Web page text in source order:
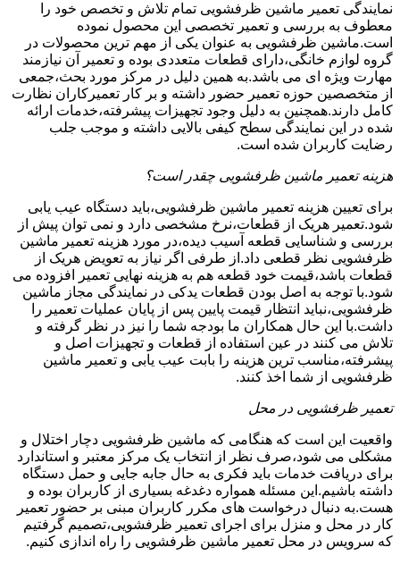
نمایندگی تعمیر ماشین ظرفشویی تمام تلاش و تخصص خود را
معطوف به بررسی و تعمیر تخصصی این محصول نموده
است.ماشین ظرفشویی به عنوان یکی از مهم ترین محصولات در
گروه لوازم خانگی،دارای قطعات متعددی بوده و تعمیر آن نیازمند
مهارت ویژه ای می باشد.به همین دلیل در مرکز مورد بحث،جمعی
از متخصصین حوزه تعمیر حضور داشته و بر کار تعمیرکاران نظارت
کامل دارند.همچنین به دلیل وجود تجهیزات پیشرفته،خدمات ارائه
شده در این نمایندگی سطح کیفی بالایی داشته و موجب جلب
رضایت کاربران شده است.
هزینه تعمیر ماشین ظرفشویی چقدر است؟
برای تعیین هزینه تعمیر ماشین ظرفشویی،باید دستگاه عیب یابی
شود.تعمیر هریک از قطعات،نرخ مشخصی دارد و نمی توان پیش از
بررسی و شناسایی قطعه آسیب دیده،در مورد هزینه تعمیر ماشین
ظرفشویی نظر قطعی داد.از طرفی اگر نیاز به تعویض هریک از
قطعات باشد،قیمت خود قطعه هم به هزینه نهایی تعمیر افزوده می
شود.با توجه به اصل بودن قطعات یدکی در نمایندگی مجاز ماشین
ظرفشویی،نباید انتظار قیمت پایین پس از پایان عملیات تعمیر را
داشت.با این حال همکاران ما بودجه شما را نیز در نظر گرفته و
تلاش می کنند در عین استفاده از قطعات و تجهیزات اصل و
پیشرفته،مناسب ترین هزینه را بابت عیب یابی و تعمیر ماشین
ظرفشویی از شما اخذ کنند.
تعمیر ظرفشویی در محل
واقعیت این است که هنگامی که ماشین ظرفشویی دچار اختلال و
مشکلی می شود،صرف نظر از انتخاب یک مرکز معتبر و استاندارد
برای دریافت خدمات باید فکری به حال جابه جایی و حمل دستگاه
داشته باشیم.این مسئله همواره دغدغه بسیاری از کاربران بوده و
هست.به دنبال درخواست های مکرر کاربران مبنی بر حضور تعمیر
کار در محل و منزل برای اجرای تعمیر ظرفشویی،تصمیم گرفتیم
که سرویس در محل تعمیر ماشین ظرفشویی را راه اندازی کنیم.